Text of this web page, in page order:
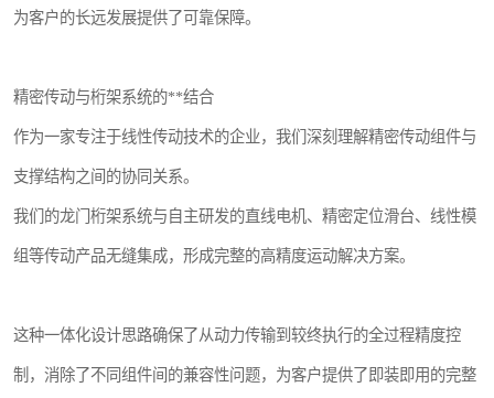
为客户的长远发展提供了可靠保障。
精密传动与桁架系统的**结合
作为一家专注于线性传动技术的企业，我们深刻理解精密传动组件与
支撑结构之间的协同关系。
我们的龙门桁架系统与自主研发的直线电机、精密定位滑台、线性模
组等传动产品无缝集成，形成完整的高精度运动解决方案。
这种一体化设计思路确保了从动力传输到较终执行的全过程精度控
制，消除了不同组件间的兼容性问题，为客户提供了即装即用的完整